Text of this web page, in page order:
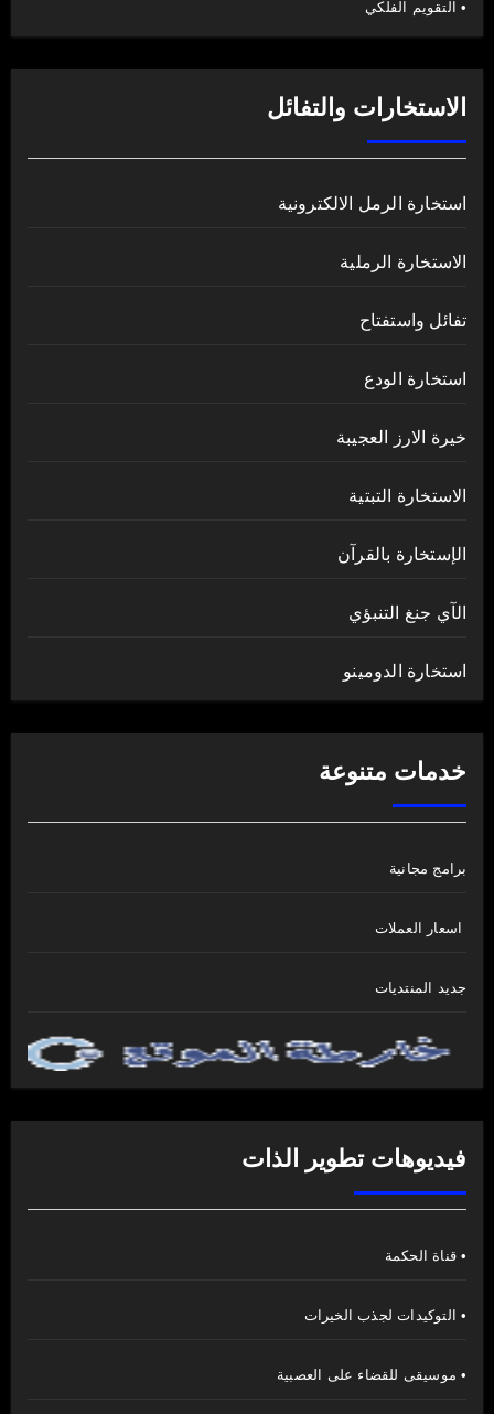
• التقويم الفلكي
الاستخارات والتفائل
استخارة الرمل الالكترونية
الاستخارة الرملية
تفائل واستفتاح
استخارة الودع
خيرة الارز العجيبة
الاستخارة التبتية
الإستخارة بالقرآن
الآي جنغ التنبؤي
استخارة الدومينو
خدمات متنوعة
برامج مجانية
اسعار العملات
جديد المنتديات
فيديوهات تطوير الذات
• قناة الحكمة
• التوكيدات لجذب الخيرات
• موسيقى للقضاء على العصبية